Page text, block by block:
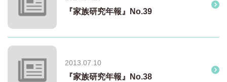
『家族研究年報』No.39
2013.07.10
『家族研究年報』No.38